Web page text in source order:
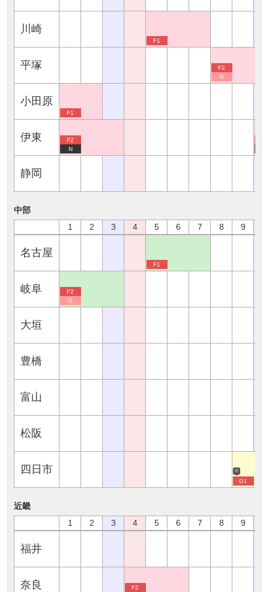
川崎
F1
平塚
F2
G
小田原
F1
伊東
F2
N
静岡
中部
1
2 3 4 5 6 7 8 9
名古屋
F1
岐阜
F2
G
大垣
豊橋
富山
松阪
四日市 ※
G1
近畿
1
2 3 4 5 6 7 8 9
福井
奈良 F2